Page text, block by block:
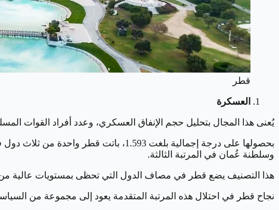
قطر
العسكرة
يُعنى هذا المجال بتحليل حجم الإنفاق العسكري، وعدد أفراد القوات
وسلطنة عُمان في المرتبة الثالثة.
هذا التصنيف يضع قطر في مصاف الدول التي تحظى بمستويات عالية من
نجاح قطر في احتلال هذه المرتبة المتقدمة يعود إلى مجموعة من